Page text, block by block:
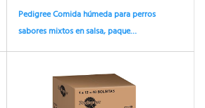
Pedigree Comida húmeda para perros
sabores mixtos en salsa, paque…